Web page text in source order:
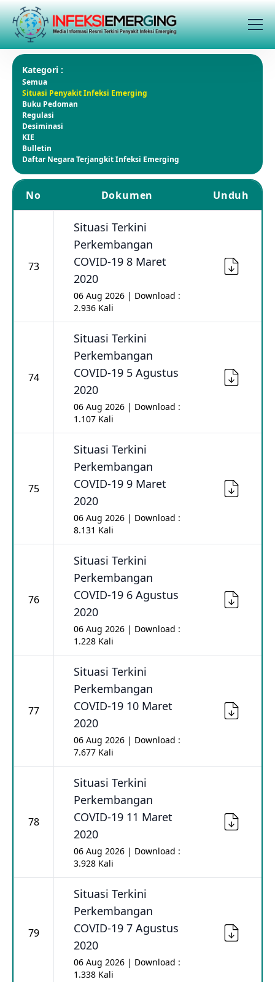
Kategori :
Semua
Situasi Penyakit Infeksi Emerging
Buku Pedoman
Regulasi
Desiminasi
KIE
Bulletin
Daftar Negara Terjangkit Infeksi Emerging
No Dokumen Unduh
73
Situasi Terkini
Perkembangan
COVID-19 8 Maret
2020
06 Aug 2026 | Download :
2.936 Kali
74
Situasi Terkini
Perkembangan
COVID-19 5 Agustus
2020
06 Aug 2026 | Download :
1.107 Kali
75
Situasi Terkini
Perkembangan
COVID-19 9 Maret
2020
06 Aug 2026 | Download :
8.131 Kali
76
Situasi Terkini
Perkembangan
COVID-19 6 Agustus
2020
06 Aug 2026 | Download :
1.228 Kali
77
Situasi Terkini
Perkembangan
COVID-19 10 Maret
2020
06 Aug 2026 | Download :
7.677 Kali
78
Situasi Terkini
Perkembangan
COVID-19 11 Maret
2020
06 Aug 2026 | Download :
3.928 Kali
79
Situasi Terkini
Perkembangan
COVID-19 7 Agustus
2020
06 Aug 2026 | Download :
1.338 Kali